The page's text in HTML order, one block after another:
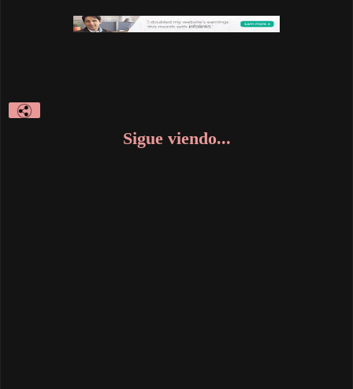
Sigue viendo...